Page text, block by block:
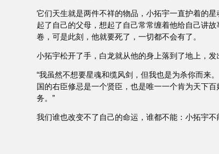
它们天生就是两件不祥的物品，小拓宇一直护着的
起了自己的父母，想起了自己常常缠着他给自己讲
卷，可是此刻，他就要死了，一切都不会有了。
小拓宇松开了手，白龙就从他的身上落到了地上，发
“我虽然不想要星魂和缆风剑，但我也是为杀你而来
国的右臣修忌是一个贤臣，也是唯一一个肯为天下
务。”
我们谁也改变不了自己的命运，谁都不能：小拓宇